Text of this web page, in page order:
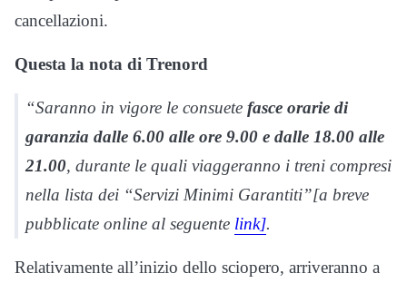
cancellazioni.
Questa la nota di Trenord
“Saranno in vigore le consuete fasce orarie di
garanzia dalle 6.00 alle ore 9.00 e dalle 18.00 alle
21.00, durante le quali viaggeranno i treni compresi
nella lista dei “Servizi Minimi Garantiti”[a breve
pubblicate online al seguente link].
Relativamente all’inizio dello sciopero, arriveranno a